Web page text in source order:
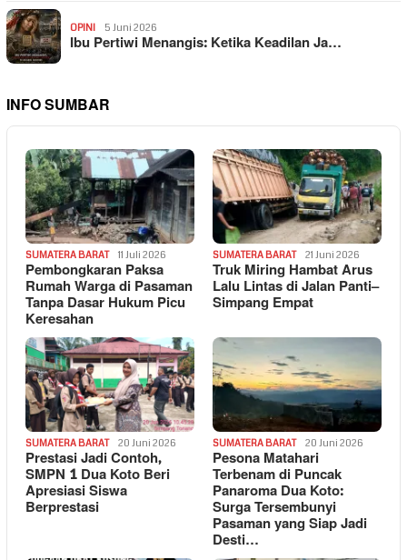
OPINI 5 Juni 2026
Ibu Pertiwi Menangis: Ketika Keadilan Ja…
INFO SUMBAR
SUMATERA BARAT 11 Juli 2026
Pembongkaran Paksa
Rumah Warga di Pasaman
Tanpa Dasar Hukum Picu
Keresahan
SUMATERA BARAT 21 Juni 2026
Truk Miring Hambat Arus
Lalu Lintas di Jalan Panti–
Simpang Empat
SUMATERA BARAT 20 Juni 2026
Prestasi Jadi Contoh,
SMPN 1 Dua Koto Beri
Apresiasi Siswa
Berprestasi
SUMATERA BARAT 20 Juni 2026
Pesona Matahari
Terbenam di Puncak
Panaroma Dua Koto:
Surga Tersembunyi
Pasaman yang Siap Jadi
Desti…